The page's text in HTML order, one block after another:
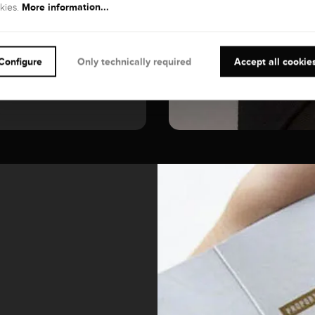
More information...
Accept all
Only technically required